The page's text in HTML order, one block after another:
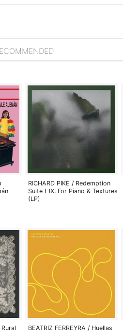
RICHARD PIKE / Redemption
Suite I-IX: For Piano & Textures
(LP)
BEATRIZ FERREYRA / Huellas